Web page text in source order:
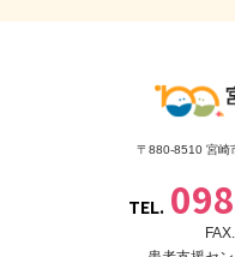
〒880-8510 宮崎
TEL.